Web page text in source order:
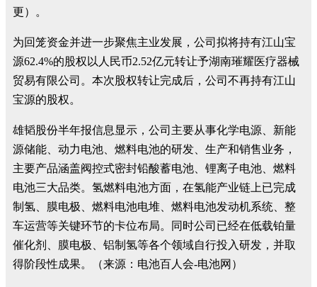
更）。
为回笼资金并进一步聚焦主业发展，公司拟将持有江山宝
源62.4%的股权以人民币2.52亿元转让予湖南璀耀医疗器械
贸易有限公司。本次股权转让完成后，公司不再持有江山
宝源的股权。
雄韬股份半年报信息显示，公司主要从事化学电源、新能
源储能、动力电池、燃料电池的研发、生产和销售业务，
主要产品涵盖阀控式密封铅酸蓄电池、锂离子电池、燃料
电池三大品类。氢燃料电池方面，在氢能产业链上已完成
制氢、膜电极、燃料电池电堆、燃料电池发动机系统、整
车运营等关键环节的卡位布局。同时公司已经在低载铂量
催化剂、膜电极、铝制氢等各个领域自行投入研发，并取
得阶段性成果。（来源：电池百人会-电池网）